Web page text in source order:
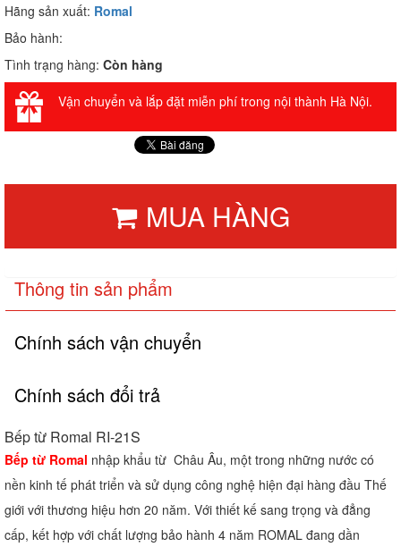
Hãng sản xuất: Romal
Bảo hành:
Tình trạng hàng: Còn hàng
Vận chuyển và lắp đặt miễn phí trong nội thành Hà Nội.
MUA HÀNG
Thông tin sản phẩm
Chính sách vận chuyển
Chính sách đổi trả
Bếp từ Romal RI-21S
Bếp từ Romal nhập khẩu từ Châu Âu, một trong những nước có
nền kinh tế phát triển và sử dụng công nghệ hiện đại hàng đầu Thế
giới với thương hiệu hơn 20 năm. Với thiết kế sang trọng và đẳng
cấp, kết hợp với chất lượng bảo hành 4 năm ROMAL đang dần